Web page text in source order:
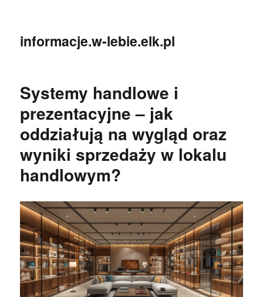
informacje.w-lebie.elk.pl
Systemy handlowe i
prezentacyjne – jak
oddziałują na wygląd oraz
wyniki sprzedaży w lokalu
handlowym?